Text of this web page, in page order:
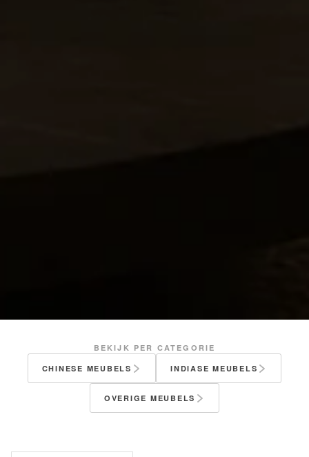
BEKIJK PER CATEGORIE
CHINESE MEUBELS
INDIASE MEUBELS
OVERIGE MEUBELS